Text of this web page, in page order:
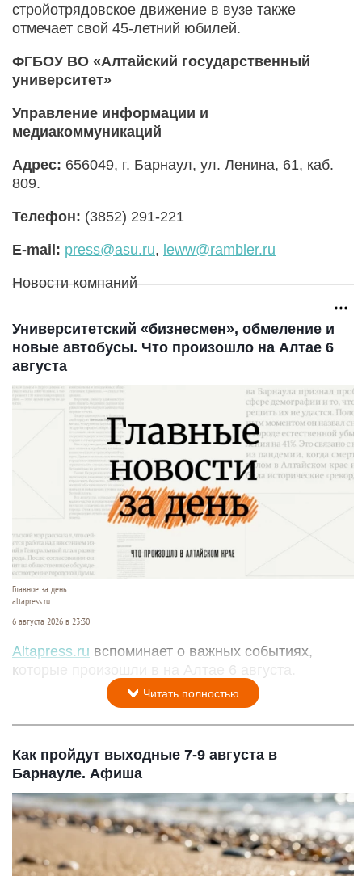
стройотрядовское движение в вузе также
отмечает свой 45-летний юбилей.
ФГБОУ ВО «Алтайский государственный
университет»
Управление информации и
медиакоммуникаций
Адрес: 656049, г. Барнаул, ул. Ленина, 61, каб.
809.
Телефон: (3852) 291-221
E-mail: press@asu.ru, leww@rambler.ru
Новости компаний
Университетский «бизнесмен», обмеление и
новые автобусы. Что произошло на Алтае 6
августа
Главное за день
altapress.ru
6 августа 2026 в 23:30
Altapress.ru вспоминает о важных событиях,
которые произошли в на Алтае 6 августа.
Читать полностью
Как пройдут выходные 7-9 августа в
Барнауле. Афиша